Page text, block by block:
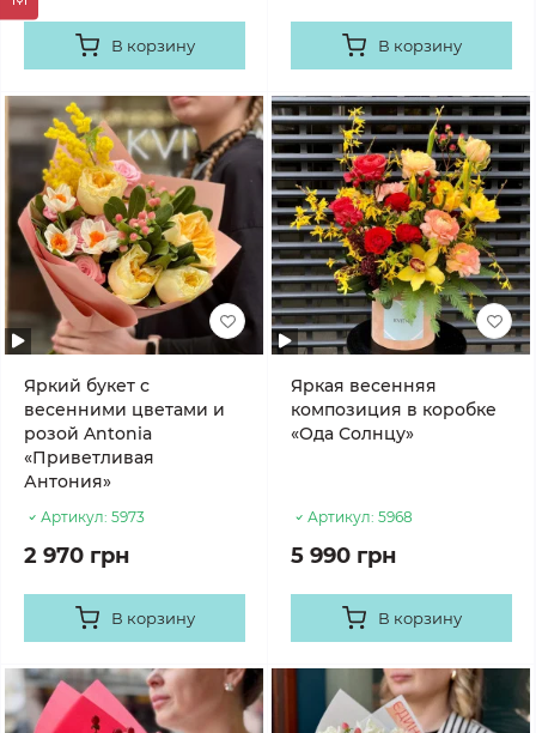
В корзину В корзину
Яркий букет с
весенними цветами и
розой Antonia
«Приветливая
Антония»
Артикул: 5973
2 970 грн
В корзину
Яркая весенняя
композиция в коробке
«Ода Солнцу»
Артикул: 5968
5 990 грн
В корзину